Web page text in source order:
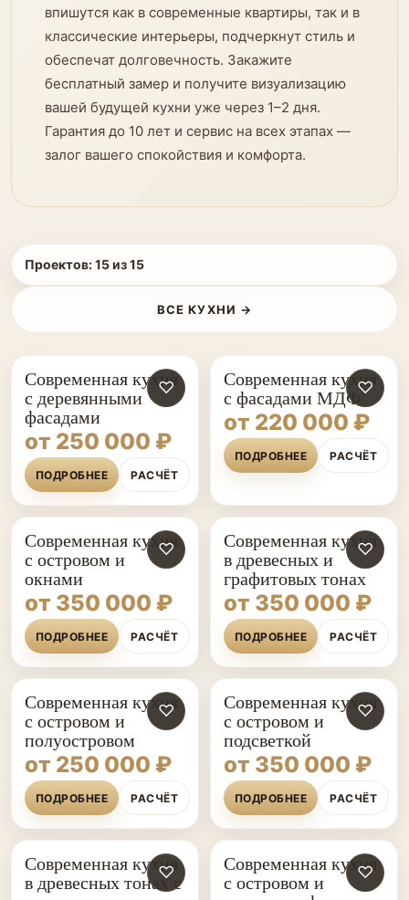
впишутся как в современные квартиры, так и в
классические интерьеры, подчеркнут стиль и
обеспечат долговечность. Закажите
бесплатный замер и получите визуализацию
вашей будущей кухни уже через 1–2 дня.
Гарантия до 10 лет и сервис на всех этапах —
залог вашего спокойствия и комфорта.
Проектов:15из15
ВСЕ КУХНИ →
♡
Современная кухня
с деревянными
фасадами
от 250 000 ₽
ПОДРОБНЕЕ РАСЧЁТ
♡
Современная кухня
с фасадами МДФ
от 220 000 ₽
ПОДРОБНЕЕ РАСЧЁТ
♡
Современная кухня
с островом и
окнами
от 350 000 ₽
ПОДРОБНЕЕ РАСЧЁТ
♡
Современная кухня
в древесных и
графитовых тонах
от 350 000 ₽
ПОДРОБНЕЕ РАСЧЁТ
♡
Современная кухня
с островом и
полуостровом
от 250 000 ₽
ПОДРОБНЕЕ РАСЧЁТ
♡
Современная кухня
с островом и
подсветкой
от 350 000 ₽
ПОДРОБНЕЕ РАСЧЁТ
♡
Современная кухня
в древесных тонах с ♡
Современная кухня
с островом и